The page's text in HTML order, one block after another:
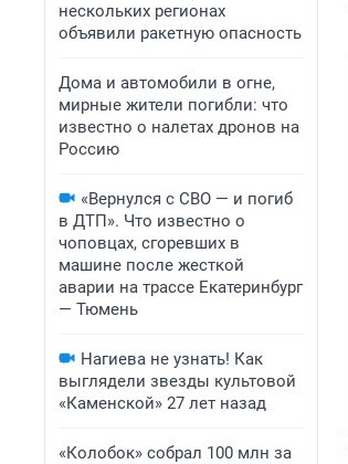
нескольких регионах
объявили ракетную опасность
Дома и автомобили в огне,
мирные жители погибли: что
известно о налетах дронов на
Россию
«Вернулся с СВО — и погиб
в ДТП». Что известно о
чоповцах, сгоревших в
машине после жесткой
аварии на трассе Екатеринбург
— Тюмень
Нагиева не узнать! Как
выглядели звезды культовой
«Каменской» 27 лет назад
«Колобок» собрал 100 млн за